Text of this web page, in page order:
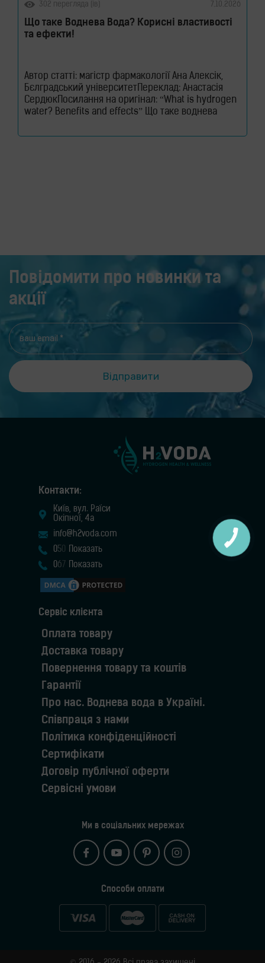
302 перегляда (ів) 7.10.2026
Що таке Воднева Вода? Корисні властивості
та ефекти!
Автор статті: магістр фармакології Ана Алексік,
Бєлградський університетПереклад: Анастасія
СердюкПосилання на оригінал: “What is hydrogen
water? Benefits and effects” Що таке воднева
збагачена молекулярним воднем, який є
Повідомити про новинки та
акції
Контакти:
Київ, вул. Раїси
Окіпної, 4а
info@h2voda.com
050 Показать
067 Показать
Cервіс клієнта
Оплата товару
Доставка товару
Повернення товару та коштів
Гарантії
Про нас. Воднева вода в Україні.
Співпраця з нами
Політика конфіденційності
Сертифікати
Договір публічної оферти
Сервісні умови
Ми в соціальних мережах
Способи оплати